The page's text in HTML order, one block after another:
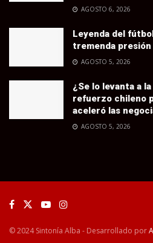
AGOSTO 6, 2026
Leyenda del
tremenda presión
AGOSTO 5, 2026
¿Se lo levanta a
refuerzo chileno
aceleró las
AGOSTO 5, 2026
© 2024 Sintonía Alba - Desarrollado por